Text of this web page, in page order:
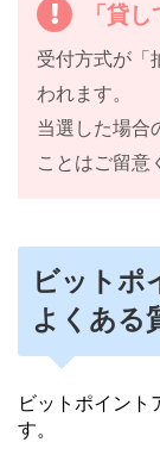
「貸
受付方式が「
われます。
当選した場合
ことはご留意
ビットポ
よくある
ビットポイント
す。